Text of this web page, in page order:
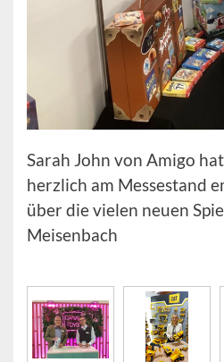
Sarah John von Amigo
herzlich am Messestand
über die vielen neuen
Meisenbach